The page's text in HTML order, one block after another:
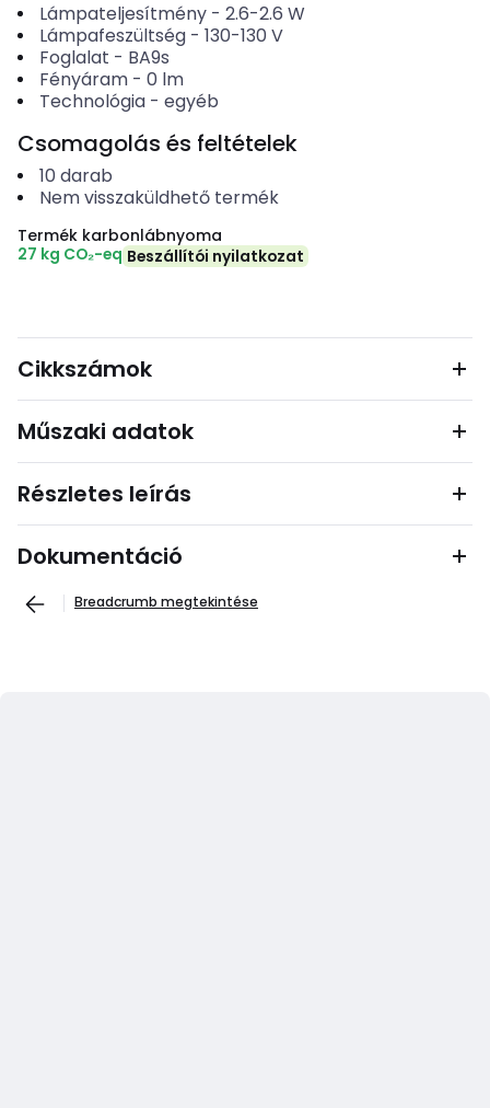
Lámpateljesítmény- 2.6-2.6 W
Lámpafeszültség- 130-130 V
Foglalat - BA9s
Fényáram- 0 lm
Technológia- egyéb
Csomagolás és feltételek
10 darab
Nem visszaküldhető termék
Termék karbonlábnyoma
27 kg CO₂-eq Beszállítói nyilatkozat
Cikkszámok
Műszaki adatok
Részletes leírás
Dokumentáció
Breadcrumb megtekintése